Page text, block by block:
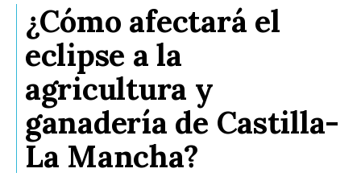
¿Cómo afectará el
eclipse a la
agricultura y
ganadería de Castilla-
La Mancha?